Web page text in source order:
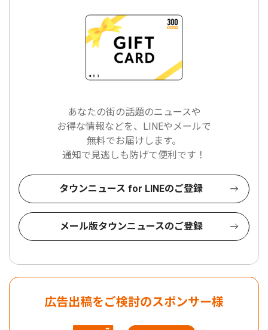
あなたの街の話題のニュースや
お得な情報などを、LINEやメールで
無料でお届けします。
通知で見逃しも防げて便利です！
タウンニュース for LINEのご登録
メール版タウンニュースのご登録
広告出稿をご検討のスポンサー様